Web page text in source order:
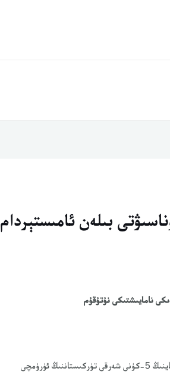
بىلەن ئامىستېردام
بۈگۈن بىز ئامىستېردام دام مەيدانىدا بۇنىڭدىن 12 يىل بۇرۇن يەنى 2009-يىلى 7-ئاينىڭ 5-كۈنى شەرقى تۈركىستاننىڭ ئۈرۈمچى